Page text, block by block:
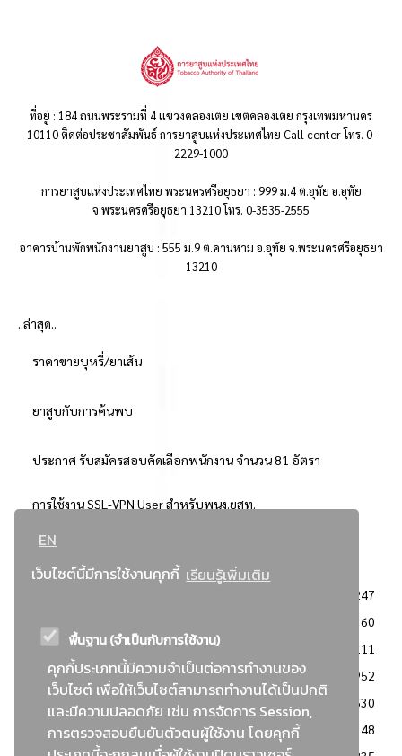
EN
เว็บไซต์นี้มีการใช้งานคุกกี้ เรียนรู้เพิ่มเติม
พื้นฐาน (จำเป็นกับการใช้งาน)
คุกกี้ประเภทนี้มีความจำเป็นต่อการทำงานของ
เว็บไซต์ เพื่อให้เว็บไซต์สามารถทำงานได้เป็นปกติ
และมีความปลอดภัย เช่น การจัดการ Session,
การตรวจสอบยืนยันตัวตนผู้ใช้งาน โดยคุกกี้
ที่อยู่ : 184 ถนนพระรามที่ 4 แขวงคลองเตย เขตคลองเตย กรุงเทพมหานคร
10110 ติดต่อประชาสัมพันธ์ การยาสูบแห่งประเทศไทย Call center โทร. 0-
2229-1000
การยาสูบแห่งประเทศไทย พระนครศรีอยุธยา : 999 ม.4 ต.อุทัย อ.อุทัย
จ.พระนครศรีอยุธยา 13210 โทร. 0-3535-2555
อาคารบ้านพักพนักงานยาสูบ : 555 ม.9 ต.คานหาม อ.อุทัย จ.พระนครศรีอยุธยา
13210
..ล่าสุด..
ราคาขายบุหรี่/ยาเส้น
ยาสูบกับการค้นพบ
ประกาศ รับสมัครสอบคัดเลือกพนักงาน จำนวน 81 อัตรา
การใช้งาน SSL-VPN User สำหรับพนง.ยสท.
..ยอดนิยม..
3247
2360
: วิธีเฉพาะเจาะจง
2111
ข่าวสาร/ประกาศ
1952
: เอกสารส่งเสริมความโปร่งใสในการจัดซื้อจัดจ้าง
1630
ข่าวสารจัดซื้อจัดจ้าง
1148